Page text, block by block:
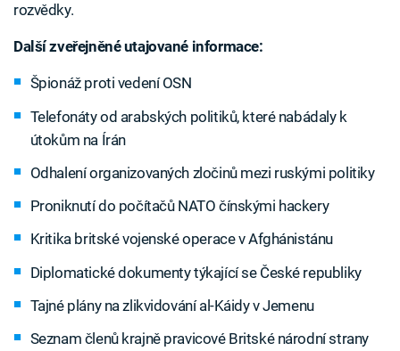
rozvědky.
Další zveřejněné utajované informace:
Špionáž proti vedení OSN
Telefonáty od arabských politiků, které nabádaly k
útokům na Írán
Odhalení organizovaných zločinů mezi ruskými politiky
Proniknutí do počítačů NATO čínskými hackery
Kritika britské vojenské operace v Afghánistánu
Diplomatické dokumenty týkající se České republiky
Tajné plány na zlikvidování al-Káidy v Jemenu
Seznam členů krajně pravicové Britské národní strany